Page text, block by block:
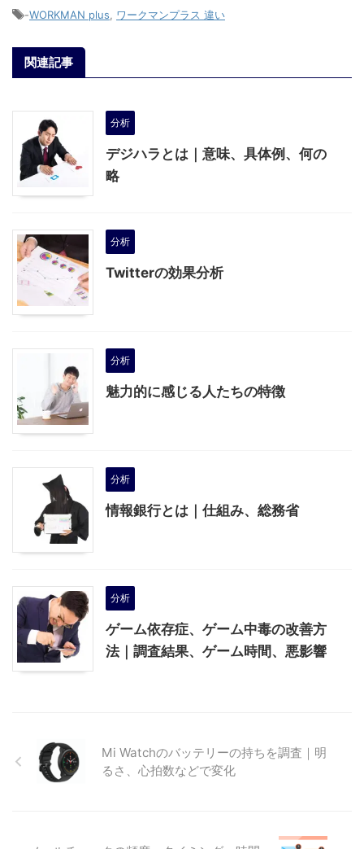
-WORKMAN plus ワークマンプラス 違い
関連記事
分析
デジハラとは｜意味、具体例、何の
略
分析
Twitterの効果分析
分析
魅力的に感じる人たちの特徴
分析
情報銀行とは｜仕組み、総務省
分析
ゲーム依存症、ゲーム中毒の改善方
法｜調査結果、ゲーム時間、悪影響
Mi Watchのバッテリーの持ちを調査｜明
るさ、心拍数などで変化